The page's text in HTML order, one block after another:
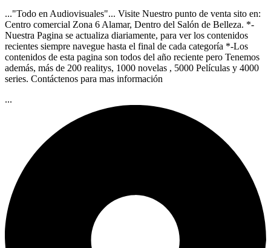
..."Todo en Audiovisuales"... Visite Nuestro punto de venta sito en:
Centro comercial Zona 6 Alamar, Dentro del Salón de Belleza. *-
Nuestra Pagina se actualiza diariamente, para ver los contenidos
recientes siempre navegue hasta el final de cada categoría *-Los
contenidos de esta pagina son todos del año reciente pero Tenemos
además, más de 200 realitys, 1000 novelas , 5000 Películas y 4000
series. Contáctenos para mas información
...